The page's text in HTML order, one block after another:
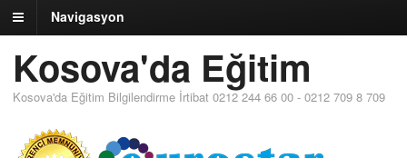
Navigasyon
Kosova'da Eğitim
Kosova'da Eğitim Bilgilendirme İrtibat 0212 244 66 00 - 0212 709 8 709